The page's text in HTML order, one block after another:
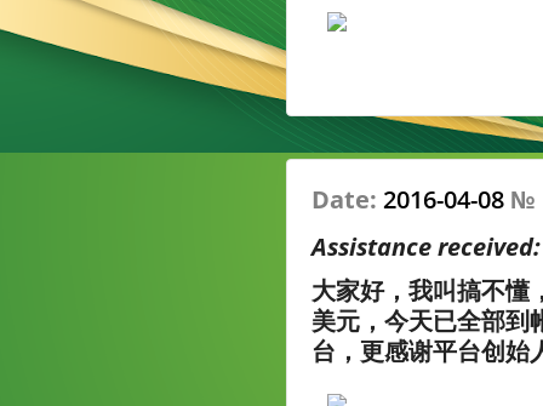
Date: 2016-04-08 №
Assistance
大家好，我叫搞不懂
美元，今天已全部到
台，更感谢平台创始